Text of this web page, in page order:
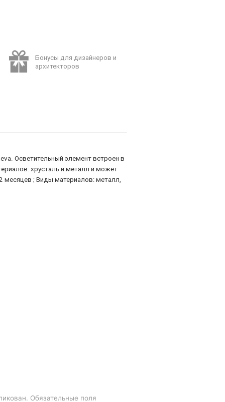
Бонусы для дизайнеров и
архитекторов
Осветительный элемент встроен в
хрусталь и металл и может
месяцев ; Виды материалов: металл,
Обязательные поля